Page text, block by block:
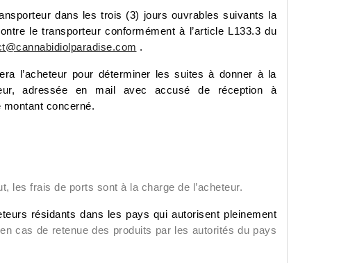
dans les trois (3) jours ouvrables suivants la
le transporteur conformément à l’article L133.3 du
.
l’acheteur pour déterminer les suites à donner à la
adressée en mail avec accusé de réception à
concerné.
les frais de ports sont à la charge de l’acheteur.
résidants dans les pays qui autorisent pleinement
cas de retenue des produits par les autorités du pays